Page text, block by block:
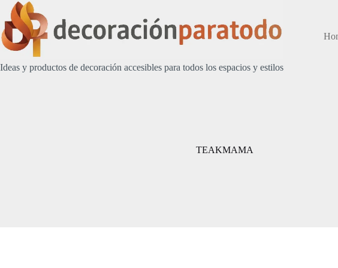
Saltar
contenido
Ideas y productos de decoración accesibles para todos los espacios y estilos
TEAKMAMA